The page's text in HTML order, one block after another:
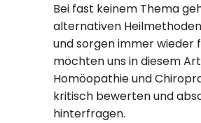
Bei fast keinem Thema
alternativen
und sorgen immer wieder
möchten uns in diesem
Homöopathie und
kritisch bewerten und
hinterfragen.